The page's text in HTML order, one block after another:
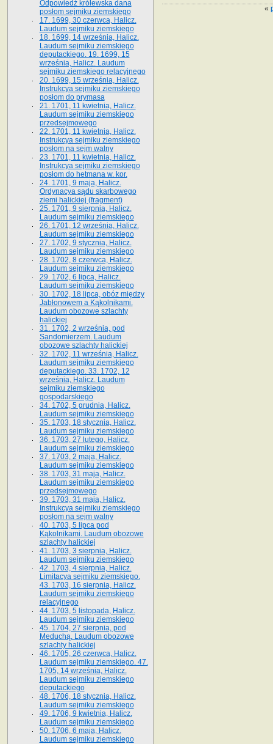
«
Odpowiedź królewska dana
posłom sejmiku ziemskiego
17. 1699, 30 czerwca, Halicz.
Laudum sejmiku ziemskiego
18. 1699, 14 września, Halicz.
Laudum sejmiku ziemskiego
deputackiego. 19. 1699, 15
września, Halicz. Laudum
sejmiku ziemskiego relacyjnego
20. 1699, 15 września, Halicz.
Instrukcya sejmiku ziemskiego
posłom do prymasa
21. 1701, 11 kwietnia, Halicz.
Laudum sejmiku ziemskiego
przedsejmowego
22. 1701, 11 kwietnia, Halicz.
Instrukcya sejmiku ziemskiego
posłom na sejm walny
23. 1701, 11 kwietnia, Halicz.
Instrukcya sejmiku ziemskiego
posłom do hetmana w. kor.
24. 1701, 9 maja, Halicz.
Ordynacya sądu skarbowego
ziemi halickiej (fragment)
25. 1701, 9 sierpnia, Halicz.
Laudum sejmiku ziemskiego
26. 1701, 12 września, Halicz.
Laudum sejmiku ziemskiego
27. 1702, 9 stycznia, Halicz.
Laudum sejmiku ziemskiego
28. 1702, 8 czerwca, Halicz.
Laudum sejmiku ziemskiego
29. 1702, 6 lipca, Halicz.
Laudum sejmiku ziemskiego
30. 1702, 18 lipca, obóz między
Jabłonowem a Kąkolnikami.
Laudum obozowe szlachty
halickiej
31. 1702, 2 września, pod
Sandomierzem. Laudum
obozowe szlachty halickiej
32. 1702, 11 września, Halicz.
Laudum sejmiku ziemskiego
deputackiego. 33. 1702, 12
września, Halicz. Laudum
sejmiku ziemskiego
gospodarskiego
34. 1702, 5 grudnia, Halicz.
Laudum sejmiku ziemskiego
35. 1703, 18 stycznia, Halicz.
Laudum sejmiku ziemskiego
36. 1703, 27 lutego, Halicz.
Laudum sejmiku ziemskiego
37. 1703, 2 maja, Halicz.
Laudum sejmiku ziemskiego
38. 1703, 31 maja, Halicz.
Laudum sejmiku ziemskiego
przedsejmowego
39. 1703, 31 maja, Halicz.
Instrukcya sejmiku ziemskiego
posłom na sejm walny
40. 1703, 5 lipca pod
Kąkolnikami. Laudum obozowe
szlachty halickiej
41­. 1703, 3 sierpnia, Halicz.
Laudum sejmiku ziemskiego
42. 1703, 4 sierpnia, Halicz.
Limitacya sejmiku ziemskiego.
43. 1703, 16 sierpnia, Halicz.
Laudum sejmiku ziemskiego
relacyjnego
44. 1703, 5 listopada, Halicz.
Laudum sejmiku ziemskiego
45. 1704, 27 sierpnia, pod
Meduchą. Laudum obozowe
szlachty halickiej
46. 1705, 26 czerwca, Halicz.
Laudum sejmiku ziemskiego. 47.
1705, 14 września, Halicz.
Laudum sejmiku ziemskiego
deputackiego
48. 1706, 18 stycznia, Halicz.
Laudum sejmiku ziemskiego
49. 1706, 9 kwietnia, Halicz.
Laudum sejmiku ziemskiego
50. 1706, 6 maja, Halicz.
Laudum sejmiku ziemskiego